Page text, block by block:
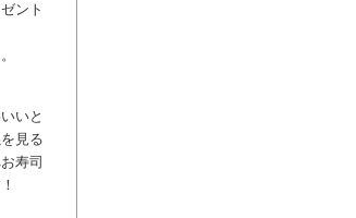
ント
いと
見る
寿司